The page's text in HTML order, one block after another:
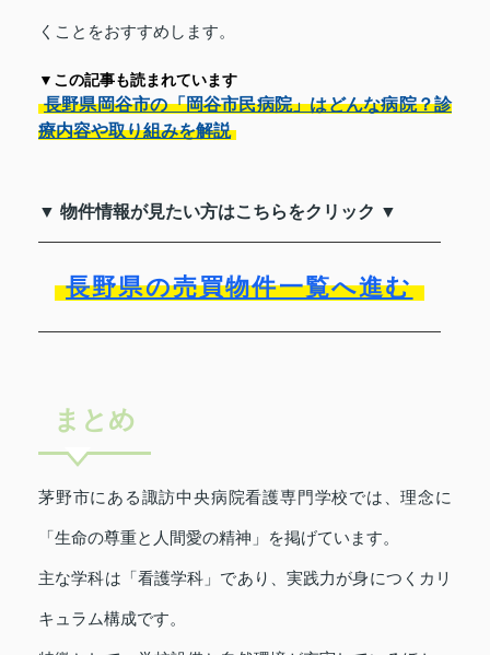
くことをおすすめします。
▼この記事も読まれています
長野県岡谷市の「岡谷市民病院」はどんな病院？診
療内容や取り組みを解説
▼ 物件情報が見たい方はこちらをクリック ▼
長野県の売買物件一覧へ進む
まとめ
茅野市にある諏訪中央病院看護専門学校では、理念に
「生命の尊重と人間愛の精神」を掲げています。
主な学科は「看護学科」であり、実践力が身につくカリ
キュラム構成です。